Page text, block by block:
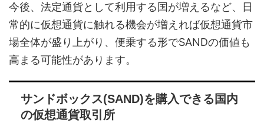
今後、法定通貨として利用する国が増えるなど、日
常的に仮想通貨に触れる機会が増えれば仮想通貨市
場全体が盛り上がり、便乗する形でSANDの価値も
高まる可能性があります。
サンドボックス(SAND)を購入できる国内
の仮想通貨取引所